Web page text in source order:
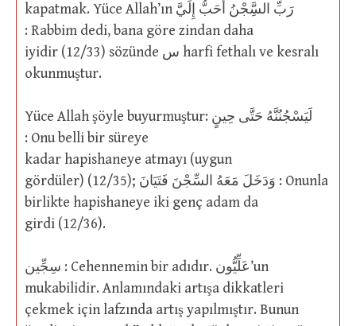
kapatmak. Yüce Allah’ın رَبِّ السَِّجْنُ أَحَبُّ إِلَيَّ
: Rabbim dedi, bana göre zindan daha
iyidir (12/33) sözünde س harfi fethalı ve kesralı
okunmuştur.
Yüce Allah şöyle buyurmuştur: لَيَسْجُنُنَّهُ حَتَّى حِينٍ
: Onu belli bir süreye
kadar hapishaneye atmayı (uygun
gördüler) (12/35); وَدَخَلَ مَعَهُ السِّجْنَ فَتَيَانَ : Onunla
birlikte hapishaneye iki genç adam da
girdi (12/36).
سِجِّين : Cehennemin bir adıdır. عَلِّيُّون’un
mukabilidir. Anlamındaki artışa dikkatleri
çekmek için lafzında artış yapılmıştır. Bunun